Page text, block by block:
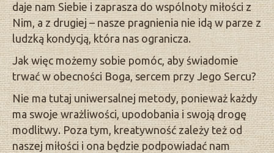
daje nam Siebie i zaprasza do wspólnoty miłości z
Nim, a z drugiej – nasze pragnienia nie idą w parze z
ludzką kondycją, która nas ogranicza.
Jak więc możemy sobie pomóc, aby świadomie
trwać w obecności Boga, sercem przy Jego Sercu?
Nie ma tutaj uniwersalnej metody, ponieważ każdy
ma swoje wrażliwości, upodobania i swoją drogę
modlitwy. Poza tym, kreatywność zależy też od
naszej miłości i ona będzie podpowiadać nam